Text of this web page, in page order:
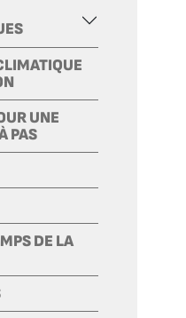
UNE
PAS
DE LA